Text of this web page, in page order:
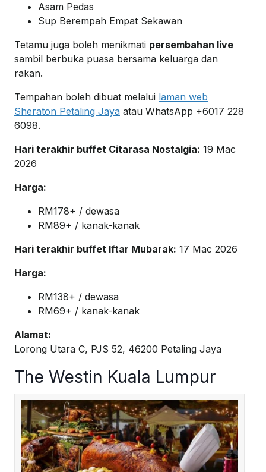
Asam Pedas
Sup Berempah Empat Sekawan
Tetamu juga boleh menikmati persembahan live
sambil berbuka puasa bersama keluarga dan
rakan.
Tempahan boleh dibuat melalui laman web
Sheraton Petaling Jaya atau WhatsApp +6017 228
6098.
Hari terakhir buffet Citarasa Nostalgia: 19 Mac
2026
Harga:
RM178+ / dewasa
RM89+ / kanak-kanak
Hari terakhir buffet Iftar Mubarak: 17 Mac 2026
Harga:
RM138+ / dewasa
RM69+ / kanak-kanak
Alamat:
Lorong Utara C, PJS 52, 46200 Petaling Jaya
The Westin Kuala Lumpur